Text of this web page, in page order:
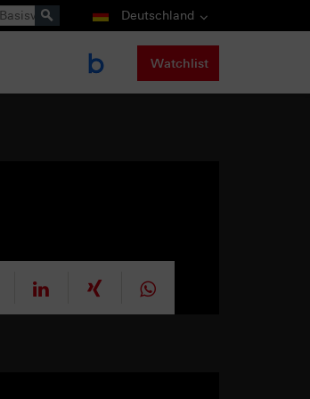
Deutschland
Watchlist
mitteilen